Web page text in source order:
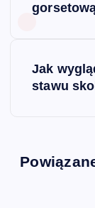
a
Jak
stawu